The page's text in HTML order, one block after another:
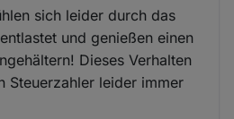
sich leider durch das
und genießen einen
Dieses Verhalten
Steuerzahler leider immer